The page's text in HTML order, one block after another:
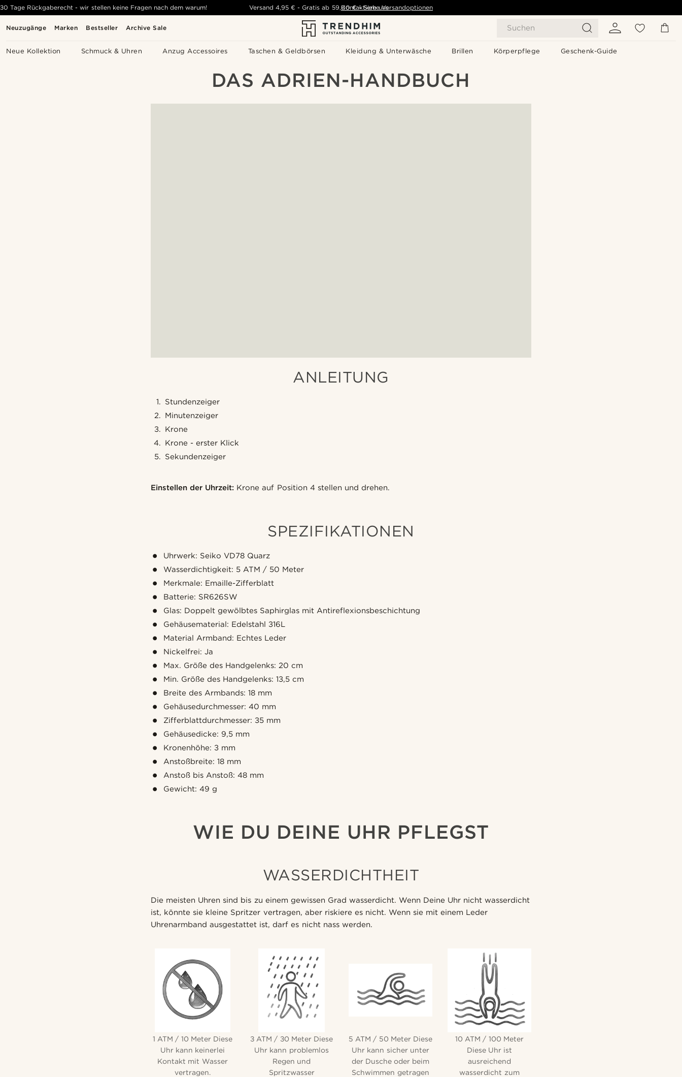
Neuzugänge Marken Bestseller Archive Sale Suchen
Neue Kollektion Schmuck & Uhren Anzug Accessoires Taschen & Geldbörsen Kleidung & Unterwäsche Brillen Körperpflege Geschenk-Guide
30 Tage Rückgaberecht - wir stellen keine Fragen nach dem warum! Versand 4,95 € -Gratis ab 59,00 € - Siehe Versandoptionen
Kontaktiere uns
DAS ADRIEN-HANDBUCH
ANLEITUNG
Stundenzeiger
Minutenzeiger
Krone
Krone - erster Klick
Sekundenzeiger
Einstellen der Uhrzeit: Krone auf Position 4 stellen und drehen.
SPEZIFIKATIONEN
Uhrwerk: Seiko VD78 Quarz
Wasserdichtigkeit: 5 ATM / 50 Meter
Merkmale: Emaille-Zifferblatt
Batterie: SR626SW
Glas: Doppelt gewölbtes Saphirglas mit Antireflexionsbeschichtung
Gehäusematerial: Edelstahl 316L
Material Armband: Echtes Leder
Nickelfrei: Ja
Max. Größe des Handgelenks: 20 cm
Min. Größe des Handgelenks: 13,5 cm
Breite des Armbands: 18 mm
Gehäusedurchmesser: 40 mm
Zifferblattdurchmesser: 35 mm
Gehäusedicke: 9,5 mm
Kronenhöhe: 3 mm
Anstoßbreite: 18 mm
Anstoß bis Anstoß: 48 mm
Gewicht: 49 g
WIE DU DEINE UHR PFLEGST
WASSERDICHTHEIT
Die meisten Uhren sind bis zu einem gewissen Grad wasserdicht. Wenn Deine Uhr nicht wasserdicht
ist, könnte sie kleine Spritzer vertragen, aber riskiere es nicht. Wenn sie mit einem Leder
Uhrenarmband ausgestattet ist, darf es nicht nass werden.
1 ATM / 10 Meter Diese
Uhr kann keinerlei
Kontakt mit Wasser
vertragen.
3 ATM / 30 Meter Diese
Uhr kann problemlos
Regen und
Spritzwasser
5 ATM / 50 Meter Diese
Uhr kann sicher unter
der Dusche oder beim
Schwimmen getragen
10 ATM / 100 Meter
Diese Uhr ist
ausreichend
wasserdicht zum